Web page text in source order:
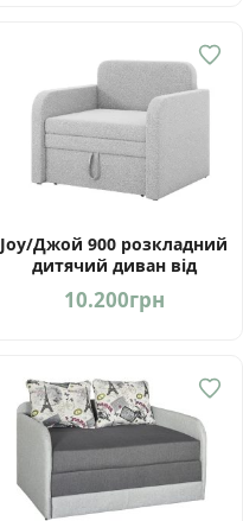
Joy/Джой 900 розкладний
дитячий диван від
фабрики Матролюкс
Україна
10.200грн